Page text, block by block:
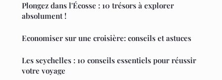
Plongez dans l'Écosse : 10 trésors à explorer
absolument !
Economiser sur une croisière: conseils et astuces
Les seychelles : 10 conseils essentiels pour réussir
votre voyage